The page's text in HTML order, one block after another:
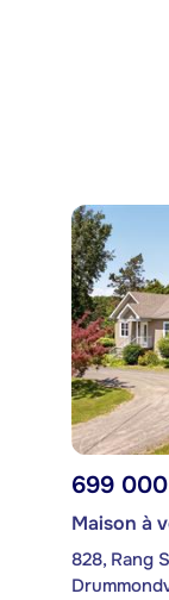
699
Maison à
828, Rang